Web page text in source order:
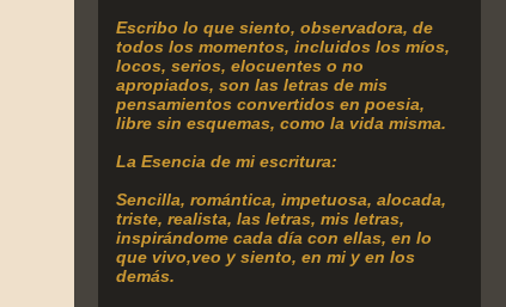
Escribo lo que siento, observadora, de
todos los momentos, incluidos los míos,
locos, serios, elocuentes o no
apropiados, son las letras de mis
pensamientos convertidos en poesia,
libre sin esquemas, como la vida misma.
La Esencia de mi escritura:
Sencilla, romántica, impetuosa, alocada,
triste, realista, las letras, mis letras,
inspirándome cada día con ellas, en lo
que vivo,veo y siento, en mi y en los
demás.